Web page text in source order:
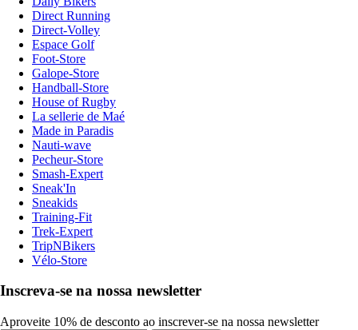
Direct Running
Direct-Volley
Espace Golf
Foot-Store
Galope-Store
Handball-Store
House of Rugby
La sellerie de Maé
Made in Paradis
Nauti-wave
Pecheur-Store
Smash-Expert
Sneak'In
Sneakids
Training-Fit
Trek-Expert
TripNBikers
Vélo-Store
Inscreva-se na nossa newsletter
Aproveite 10% de desconto ao inscrever-se na nossa newsletter